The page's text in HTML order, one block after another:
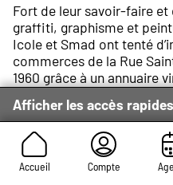
Accueil Compte
Afficher les accès rapides
Fort de leur savoir-faire
graffiti, graphisme et
Icole et Smad ont tenté
commerces de la Rue
1960 grâce à un annuaire
fourni des noms, des
Le résultat est un
et d’activités jadis
d’apparition numérique.
La composition est un